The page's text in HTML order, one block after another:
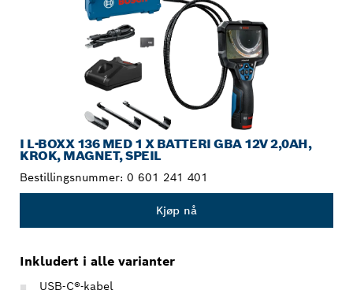
I L-BOXX 136 MED 1 X BATTERI GBA 12V 2,0AH,
KROK, MAGNET, SPEIL
Bestillingsnummer: 0 601 241 401
Kjøp nå
Inkludert i alle varianter
USB-C®-kabel